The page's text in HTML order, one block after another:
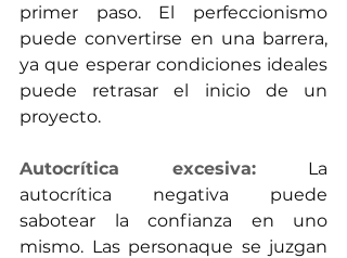
primer paso. El perfeccionismo
puede convertirse en una barrera,
ya que esperar condiciones ideales
puede retrasar el inicio de un
proyecto.
Autocrítica excesiva: La
autocrítica negativa puede
sabotear la confianza en uno
mismo. Las personaque se juzgan